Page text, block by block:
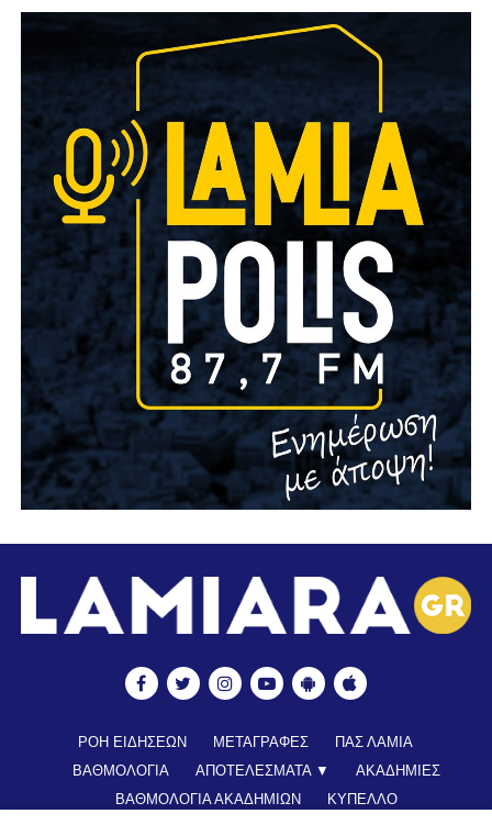
ΡΟΗ ΕΙΔΗΣΕΩΝ ΜΕΤΑΓΡΑΦΕΣ
ΠΑΣ ΛΑΜΙΑ
ΒΑΘΜΟΛΟΓΙΑ
ΑΠΟΤΕΛΕΣΜΑΤΑ ▼
ΑΚΑΔΗΜΙΕΣ
ΒΑΘΜΟΛΟΓΙΑ ΑΚΑΔΗΜΙΩΝ
ΚΥΠΕΛΛΟ